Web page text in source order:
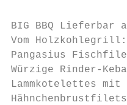
BIG BBQ Lieferbar
Vom Holzkohlegrill:
Pangasius
Würzige Rinder-
Lammkotelettes mit